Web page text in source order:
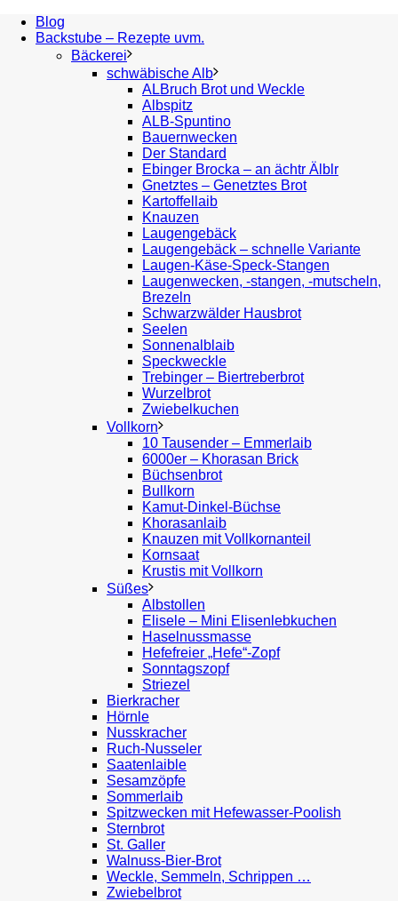
Blog
Backstube – Rezepte uvm.
Bäckerei
schwäbische Alb
ALBruch Brot und Weckle
Albspitz
ALB-Spuntino
Bauernwecken
Der Standard
Ebinger Brocka – an ächtr Älblr
Gnetztes – Genetztes Brot
Kartoffellaib
Knauzen
Laugengebäck
Laugengebäck – schnelle Variante
Laugen-Käse-Speck-Stangen
Laugenwecken, -stangen, -mutscheln,
Brezeln
Schwarzwälder Hausbrot
Seelen
Sonnenalblaib
Speckweckle
Trebinger – Biertreberbrot
Wurzelbrot
Zwiebelkuchen
Vollkorn
10 Tausender – Emmerlaib
6000er – Khorasan Brick
Büchsenbrot
Bullkorn
Kamut-Dinkel-Büchse
Khorasanlaib
Knauzen mit Vollkornanteil
Kornsaat
Krustis mit Vollkorn
Süßes
Albstollen
Elisele – Mini Elisenlebkuchen
Haselnussmasse
Hefefreier „Hefe“-Zopf
Sonntagszopf
Striezel
Bierkracher
Hörnle
Nusskracher
Ruch-Nusseler
Saatenlaible
Sesamzöpfe
Sommerlaib
Spitzwecken mit Hefewasser-Poolish
Sternbrot
St. Galler
Walnuss-Bier-Brot
Weckle, Semmeln, Schrippen …
Zwiebelbrot